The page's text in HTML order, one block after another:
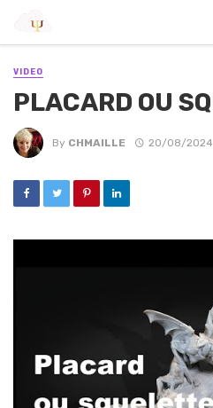
VIDEO
PLACARD OU
By CHMAILLE 20/08/2024